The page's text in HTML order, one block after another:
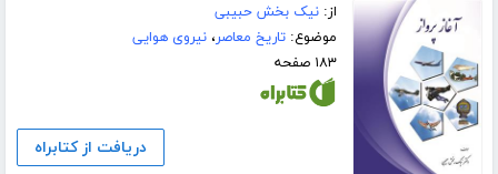
از:نیک بخش حبیبی
موضوع:تاریخ معاصر،نیروی هوایی
۱۸۳ صفحه
دریافت از کتابراه